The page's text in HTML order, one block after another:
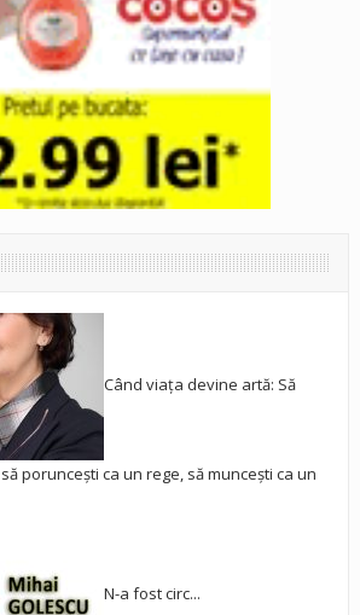
Când viața devine artă: Să
poruncești ca un rege, să muncești ca un
N-a fost circ...